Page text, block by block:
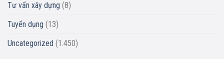
Tư vấn xây dựng (8)
Tuyển dụng (13)
Uncategorized (1.450)